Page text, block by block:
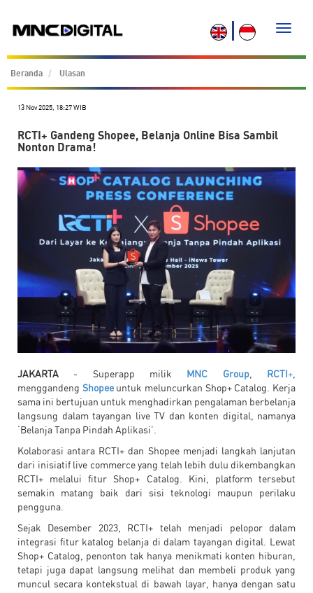
Toggle
Beranda Ulasan
13 Nov 2025, 18:27 WIB
RCTI+ Gandeng Shopee, Belanja Online Bisa Sambil
Nonton Drama!
JAKARTA - Superapp milik MNC Group, RCTI+
menggandeng Shopeeuntuk meluncurkan Shop+ Catalog. Kerja
sama ini bertujuan untuk menghadirkan pengalaman berbelanja
langsung dalam tayangan live TV dan konten digital, namanya
‘Belanja Tanpa Pindah Aplikasi’.
Kolaborasi antara RCTI+ dan Shopee menjadi langkah lanjutan
dari inisiatif live commerce yang telah lebih dulu dikembangkan
RCTI+ melalui fitur Shop+ Catalog. Kini, platform tersebut
semakin matang baik dari sisi teknologi maupun perilaku
pengguna.
Sejak Desember 2023, RCTI+ telah menjadi pelopor dalam
integrasi fitur katalog belanja di dalam tayangan digital. Lewat
Shop+ Catalog, penonton tak hanya menikmati konten hiburan,
tetapi juga dapat langsung melihat dan membeli produk yang
muncul secara kontekstual di bawah layar, hanya dengan satu